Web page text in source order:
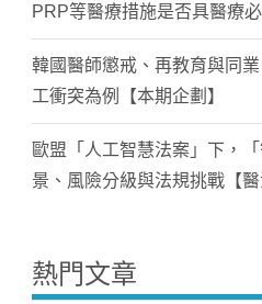
PRP等醫療措施是否具醫療
韓國醫師懲戒、再教育與同
工衝突為例【本期企劃】
歐盟「人工智慧法案」下，
景、風險分級與法規挑戰【醫
熱門文章